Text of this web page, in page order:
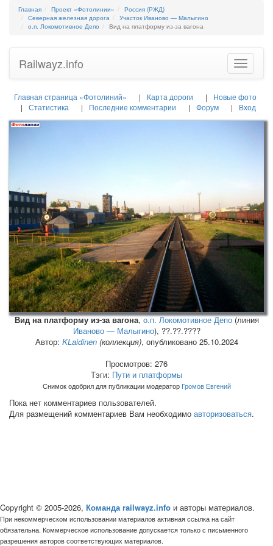
Главная Проект «Фотолинии»
Россия (РЖД)
Северная железная дорога
Участок Иваново — Малыгино
о.п. Локомотивное Депо
Вид на платформу из-за вагона
Toggle
Railwayz.info
Главная страница «Фотолиний» Карта дороги
Новые фото
Статистика
Последние комментарии Форум Вход
Вид на платформу из-за вагона,о.п. Локомотивное Депо (линия
Иваново — Малыгино), ??.??.????
Автор: KLaidinen(коллекция), опубликовано 25.10.2024
Просмотров: 276
Тэги: Пути и платформы
Снимок одобрил для публикации модератор Громов Евгений
Пока нет комментариев пользователей.
Для размещений комментариев Вам необходимо авторизоваться.
Copyright © 2005-2026, Команда railwayz.info и авторы материалов.
При некоммерческом использовании материалов активная ссылка на сайт
обязательна. Коммерческое использование допускается только с письменного
разрешения авторов соответствующих материалов.